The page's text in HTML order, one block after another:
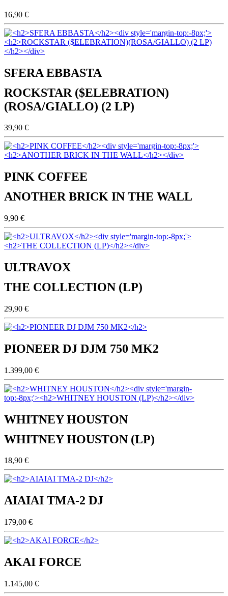
16,90 €
SFERA EBBASTA
ROCKSTAR ($ELEBRATION)
(ROSA/GIALLO) (2 LP)
39,90 €
PINK COFFEE
ANOTHER BRICK IN THE WALL
9,90 €
ULTRAVOX
THE COLLECTION (LP)
29,90 €
PIONEER DJ DJM 750 MK2
1.399,00 €
WHITNEY HOUSTON
WHITNEY HOUSTON (LP)
18,90 €
AIAIAI TMA-2 DJ
179,00 €
AKAI FORCE
1.145,00 €